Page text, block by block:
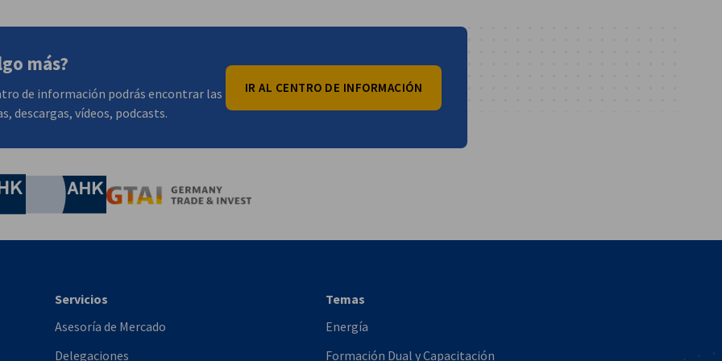
más?
de información podrás encontrar las
descargas, vídeos, podcasts.
IR AL CENTRO DE INFORMACIÓN
of Commerce and Industry
Chamber of Commerce and Industry
AHK.de
Servicios
Asesoría de Mercado
Delegaciones
Temas
Energía
Formación Dual y Capacitación